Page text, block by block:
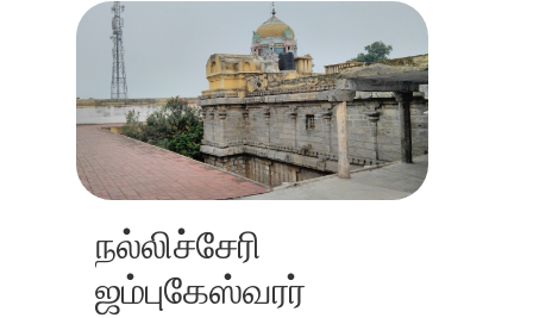
நல்லிச்சேரி
ஜம்புகேஸ்வரர்